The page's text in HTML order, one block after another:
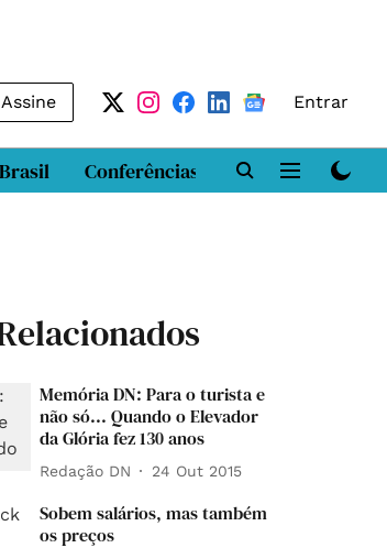
Assine Entrar
Conferências DN LAB
Memória DN: Para o turista e
não só... Quando o Elevador
da Glória fez 130 anos
Redação DN 24 Out 2015
Sobem salários, mas também
os preços